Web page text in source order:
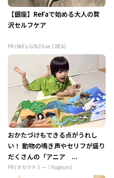
【銀座】ReFaで始める大人の贅
沢セルフケア
PR (ReFa GINZA on CREA)
おかたづけもできる点がうれし
い！ 動物の鳴き声やセリフが盛り
だくさんの「アニア ...
PR (タカラトミー｜Hugkum)